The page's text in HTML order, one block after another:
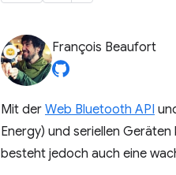
François Beaufort
Mit der Web Bluetooth API
Energy) und seriellen
besteht jedoch auch eine